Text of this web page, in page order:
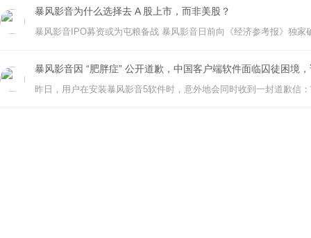
暴风影音为什么选择去 A 股上市，而非美股？
暴风影音因 “肥胖症” 公开道歉，中国客户端软件面临囚徒困境